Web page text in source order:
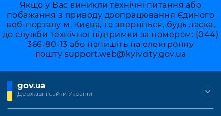
Якщо у Вас виникли технічні питання або
побажання з приводу доопрацювання Єдиного
веб-порталу м. Києва, то зверніться, будь ласка,
до служби технічної підтримки за номером: (044)
366-80-13 або напишіть на електронну
пошту support.web@kyivcity.gov.ua
gov.ua
Державні сайти України